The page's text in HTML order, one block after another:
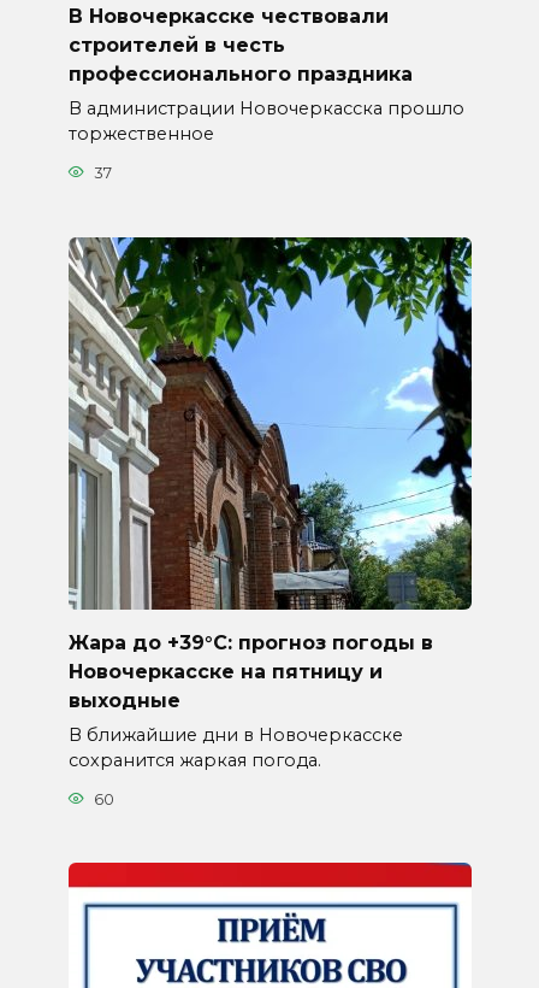
В Новочеркасске чествовали
строителей в честь
профессионального праздника
В администрации Новочеркасска прошло
торжественное
37
Жара до +39°C: прогноз погоды в
Новочеркасске на пятницу и
выходные
В ближайшие дни в Новочеркасске
сохранится жаркая погода.
60